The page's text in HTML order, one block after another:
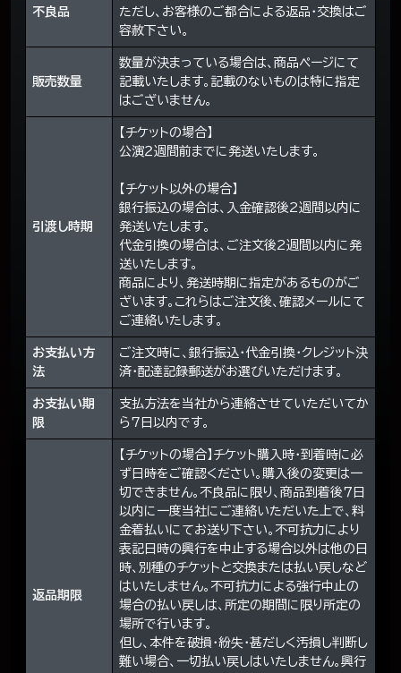
不良品
ただし、お客様のご都合による返品・交換はご
容赦下さい。
販売数量
数量が決まっている場合は、商品ページにて
記載いたします。記載のないものは特に指定
はございません。
引渡し時期
【チケットの場合】
公演２週間前までに発送いたします。
【チケット以外の場合】
銀行振込の場合は、入金確認後2週間以内に
発送いたします。
代金引換の場合は、ご注文後2週間以内に発
送いたします。
商品により、発送時期に指定があるものがご
ざいます。これらはご注文後、確認メールにて
ご連絡いたします。
お支払い方
法
ご注文時に、銀行振込・代金引換・クレジット決
済・配達記録郵送がお選びいただけます。
お支払い期
限
支払方法を当社から連絡させていただいてか
ら7日以内です。
返品期限
【チケットの場合】チケット購入時・到着時に必
ず日時をご確認ください。購入後の変更は一
切できません。不良品に限り、商品到着後７日
以内に一度当社にご連絡いただいた上で、料
金着払いにてお送り下さい。不可抗力により
表記日時の興行を中止する場合以外は他の日
時、別種のチケットと交換または払い戻しなど
はいたしません。不可抗力による強行中止の
場合の払い戻しは、所定の期間に限り所定の
場所で行います。
但し、本件を破損・紛失・甚だしく汚損し判断し
難い場合、一切払い戻しはいたしません。興行